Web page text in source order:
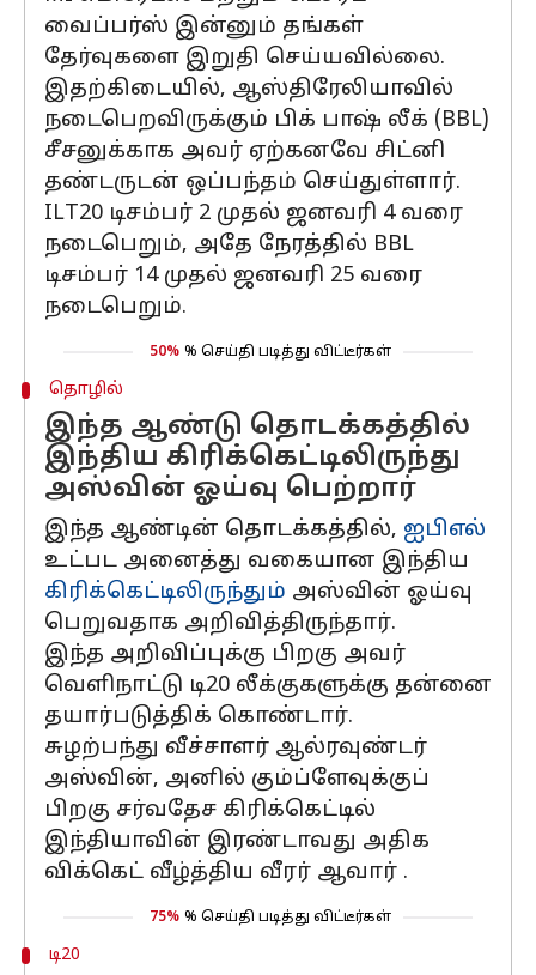
வைப்பர்ஸ் இன்னும் தங்கள்
தேர்வுகளை இறுதி செய்யவில்லை.
இதற்கிடையில், ஆஸ்திரேலியாவில்
நடைபெறவிருக்கும் பிக் பாஷ் லீக் (BBL)
சீசனுக்காக அவர் ஏற்கனவே சிட்னி
தண்டருடன் ஒப்பந்தம் செய்துள்ளார்.
ILT20 டிசம்பர் 2 முதல் ஜனவரி 4 வரை
நடைபெறும், அதே நேரத்தில் BBL
டிசம்பர் 14 முதல் ஜனவரி 25 வரை
நடைபெறும்.
50% % செய்தி படித்து விட்டீர்கள்
தொழில்
இந்த ஆண்டு தொடக்கத்தில்
இந்திய கிரிக்கெட்டிலிருந்து
அஸ்வின் ஓய்வு பெற்றார்
இந்த ஆண்டின் தொடக்கத்தில், ஐபிஎல்
உட்பட அனைத்து வகையான இந்திய
கிரிக்கெட்டிலிருந்தும் அஸ்வின் ஓய்வு
பெறுவதாக அறிவித்திருந்தார்.
இந்த அறிவிப்புக்கு பிறகு அவர்
வெளிநாட்டு டி20 லீக்குகளுக்கு தன்னை
தயார்படுத்திக் கொண்டார்.
சுழற்பந்து வீச்சாளர் ஆல்ரவுண்டர்
அஸ்வின், அனில் கும்ப்ளேவுக்குப்
பிறகு சர்வதேச கிரிக்கெட்டில்
இந்தியாவின் இரண்டாவது அதிக
விக்கெட் வீழ்த்திய வீரர் ஆவார் .
75% % செய்தி படித்து விட்டீர்கள்
டி20